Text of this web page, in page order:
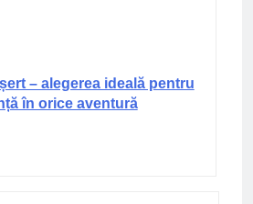
– alegerea ideală pentru
în orice aventură